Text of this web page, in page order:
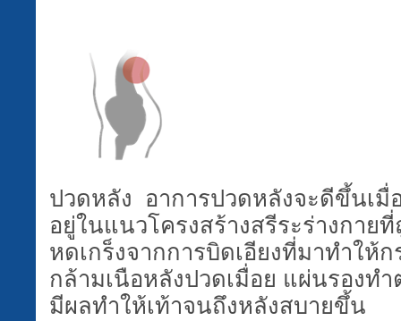
ปวดหลัง อาการปวดหลังจะดีขึ้นเ
อยู่ในแนวโครงสร้างสรีระร่างกาย
หดเกร็งจากการบิดเอียงที่มาทำให้
กล้ามเนือหลังปวดเมื่อย แผ่นรองท
มีผลทำให้เท้าจนถึงหลังสบายขึ้น